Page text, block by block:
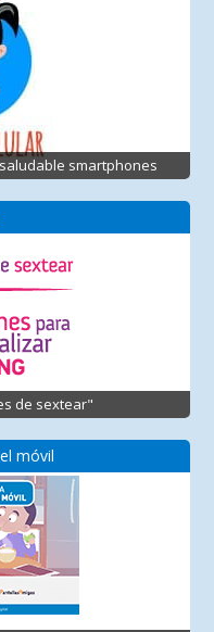
smartphones
de sextear"
móvil